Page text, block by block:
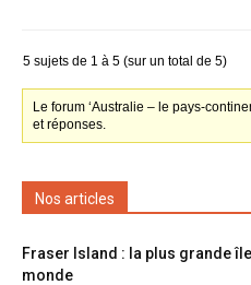
5 sujets de 1 à 5 (sur un total de 5)
Le forum ‘Australie – le pays-
et réponses.
Nos articles
Fraser Island : la plus grande
monde